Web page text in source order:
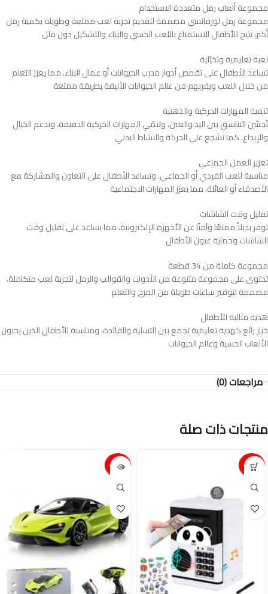
مجموعة رمل لورفانسي مصممة لتقديم تجربة لعب ممتعة وطويلة بكمية رمل
أكبر، تتيح للأطفال الاستمتاع باللعب الحسي والبناء والتشكيل دون ملل
لعبة تعليمية وتخيّلية
تساعد الأطفال على تقمص أدوار مدرب الحيوانات أو عمال البناء، مما يعزز التعلم
من خلال اللعب ويقربهم من عالم الحيوانات الأليفة بطريقة ممتعة
تنمية المهارات الحركية والذهنية
تُحسّن التناسق بين اليد والعين، وتنمّي المهارات الحركية الدقيقة، وتدعم الخيال
والإبداع، كما تشجع على الحركة والنشاط البدني
تعزيز العمل الجماعي
مناسبة للعب الفردي أو الجماعي، وتساعد الأطفال على التعاون والمشاركة مع
الأصدقاء أو العائلة، مما يعزز المهارات الاجتماعية
تقليل وقت الشاشات
توفر بديلاً ممتعًا وآمنًا عن الأجهزة الإلكترونية، مما يساعد على تقليل وقت
الشاشات وحماية عيون الأطفال
مجموعة كاملة من 34 قطعة
تحتوي على مجموعة متنوعة من الأدوات والقوالب والرمل لتجربة لعب متكاملة،
مصممة لتوفير ساعات طويلة من المرح والتعلم
هدية مثالية للأطفال
خيار رائع كهدية تعليمية تجمع بين التسلية والفائدة، ومناسبة للأطفال الذين يحبون
الألعاب الحسية وعالم الحيوانات
مراجعات (0)
منتجات ذات صلة
15%-
15%-